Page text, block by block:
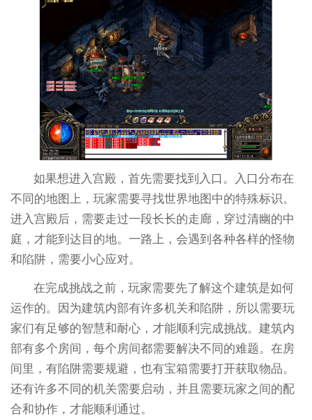
如果想进入宫殿，首先需要找到入口。入口分布在
不同的地图上，玩家需要寻找世界地图中的特殊标识。
进入宫殿后，需要走过一段长长的走廊，穿过清幽的中
庭，才能到达目的地。一路上，会遇到各种各样的怪物
和陷阱，需要小心应对。
在完成挑战之前，玩家需要先了解这个建筑是如何
运作的。因为建筑内部有许多机关和陷阱，所以需要玩
家们有足够的智慧和耐心，才能顺利完成挑战。建筑内
部有多个房间，每个房间都需要解决不同的难题。在房
间里，有陷阱需要规避，也有宝箱需要打开获取物品。
还有许多不同的机关需要启动，并且需要玩家之间的配
合和协作，才能顺利通过。